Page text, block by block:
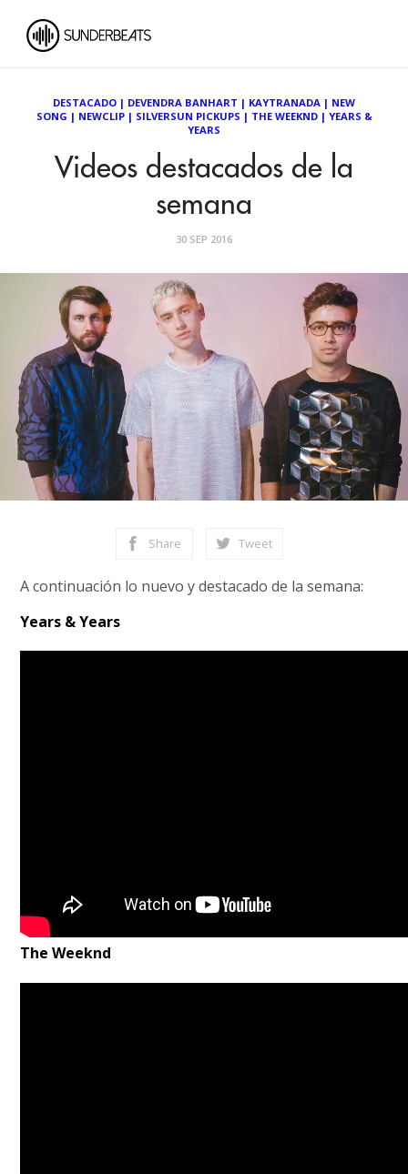
DESTACADO | DEVENDRA BANHART | KAYTRANADA | NEW
SONG | NEWCLIP| SILVERSUN PICKUPS | THE WEEKND| YEARS &
YEARS
Videos destacados de la
semana
30 SEP 2016
Share Tweet
A continuación lo nuevo y destacado de la semana:
Years & Years
The Weeknd